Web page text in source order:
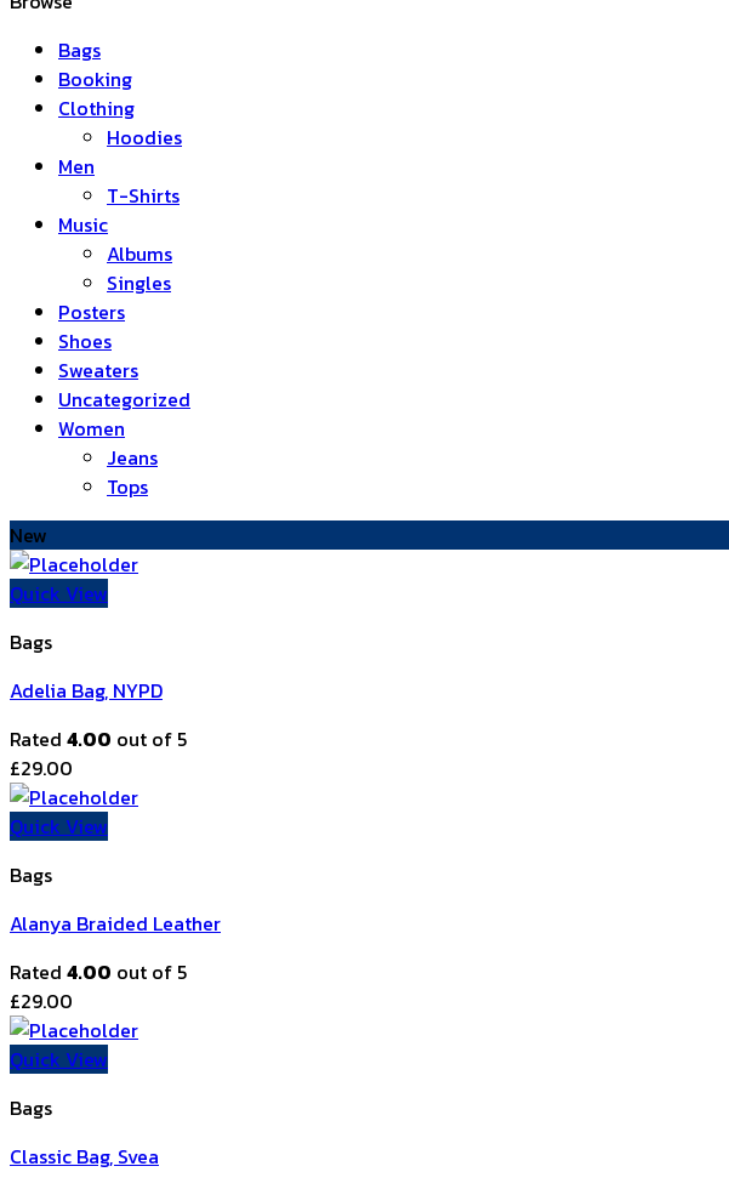
Bags
Booking
Clothing
Hoodies
Men
T-Shirts
Music
Albums
Singles
Posters
Shoes
Sweaters
Uncategorized
Women
Jeans
Tops
New
Quick View
Bags
Adelia Bag, NYPD
Rated 4.00 out of 5
£29.00
Quick View
Bags
Alanya Braided Leather
Rated 4.00 out of 5
£29.00
Quick View
Bags
Classic Bag, Svea